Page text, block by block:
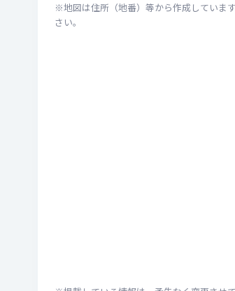
※地図は住所（地番）等から作成していま
さい。